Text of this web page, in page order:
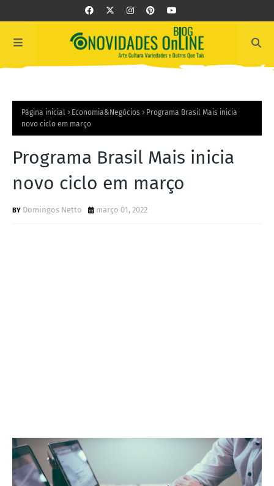
Página inicial Economia&Negócios
Programa Brasil Mais inicia
novo ciclo em março
Programa Brasil Mais inicia
novo ciclo em março
Domingos Netto março 01, 2022